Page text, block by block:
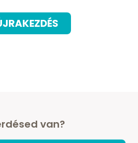
van?